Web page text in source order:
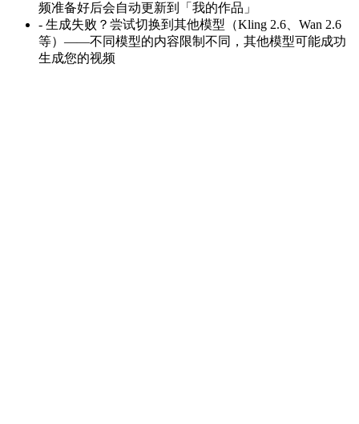
频准备好后会自动更新到「我的作品」
- 生成失败？尝试切换到其他模型（Kling 2.6、Wan 2.6
等）——不同模型的内容限制不同，其他模型可能成功
生成您的视频